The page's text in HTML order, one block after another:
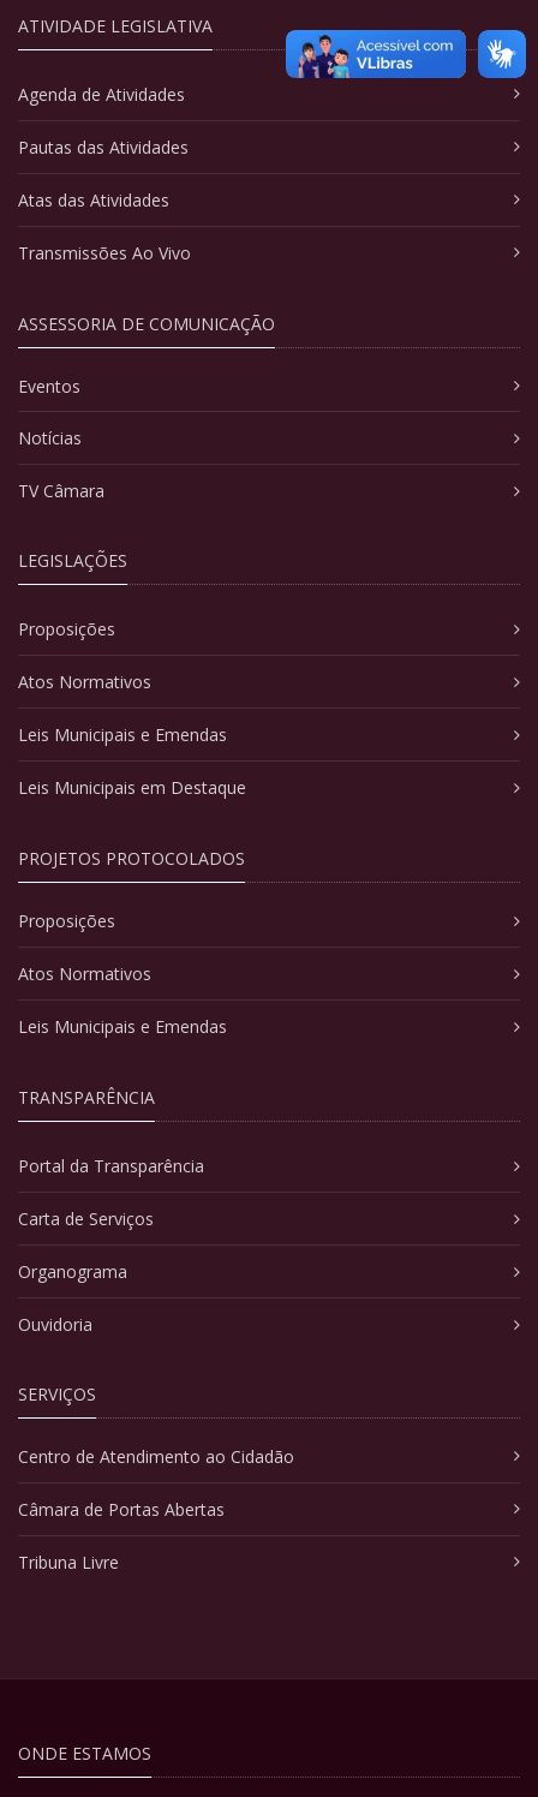
ATIVIDADE LEGISLATIVA
Agenda de Atividades
Pautas das Atividades
Atas das Atividades
Transmissões Ao Vivo
ASSESSORIA DE COMUNICAÇÃO
Eventos
Notícias
TV Câmara
LEGISLAÇÕES
Proposições
Atos Normativos
Leis Municipais e Emendas
Leis Municipais em Destaque
PROJETOS PROTOCOLADOS
Proposições
Atos Normativos
Leis Municipais e Emendas
TRANSPARÊNCIA
Portal da Transparência
Carta de Serviços
Organograma
Ouvidoria
SERVIÇOS
Centro de Atendimento ao Cidadão
Câmara de Portas Abertas
Tribuna Livre
ONDE ESTAMOS